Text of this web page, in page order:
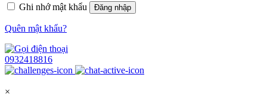
Ghi nhớ mật khẩu
Đăng nhập
Quên mật khẩu?
0932418816
×